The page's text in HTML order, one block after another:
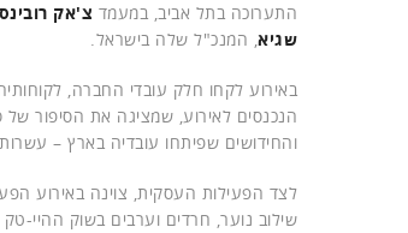
התערוכה בתל אביב, במעמד צ'אק רובינס
שגיא, המנכ"ל שלה בישראל.
באירוע לקחו חלק עובדי החברה,
הנכנסים לאירוע, שמציגה את הסיפור
והחידושים שפיתחו עובדיה בארץ –
לצד הפעילות העסקית, צוינה באירוע
שילוב נוער, חרדים וערבים בשוק ההיי-